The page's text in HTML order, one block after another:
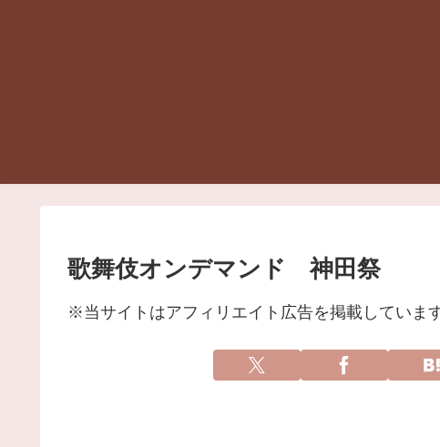
歌舞伎オンデマンド 神田祭
※当サイトはアフィリエイト広告を掲載していま